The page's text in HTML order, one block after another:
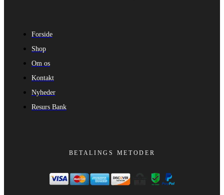
Forside
Shop
Om os
Kontakt
Nyheder
Resurs Bank
BETALINGS METODER